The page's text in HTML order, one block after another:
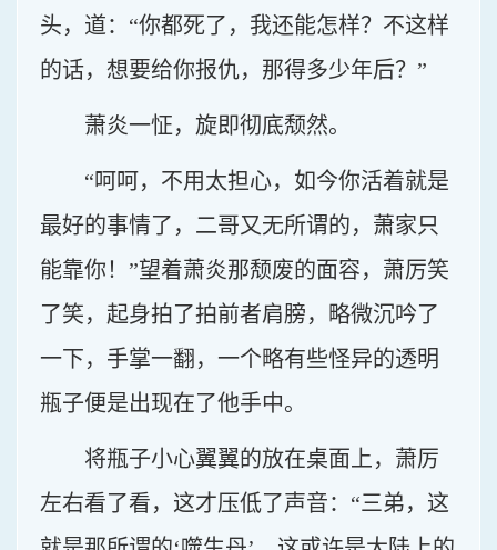
头，道：“你都死了，我还能怎样？不这样
的话，想要给你报仇，那得多少年后？”
萧炎一怔，旋即彻底颓然。
“呵呵，不用太担心，如今你活着就是
最好的事情了，二哥又无所谓的，萧家只
能靠你！”望着萧炎那颓废的面容，萧厉笑
了笑，起身拍了拍前者肩膀，略微沉吟了
一下，手掌一翻，一个略有些怪异的透明
瓶子便是出现在了他手中。
将瓶子小心翼翼的放在桌面上，萧厉
左右看了看，这才压低了声音：“三弟，这